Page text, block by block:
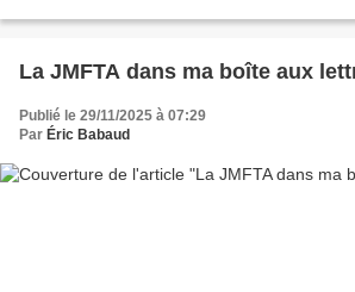
La JMFTA dans ma boîte aux
Publié le 29/11/2025 à 07:29
Par Éric Babaud